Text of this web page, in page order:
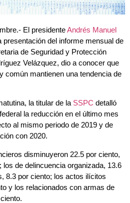
El presidenteAndrés Manuel
presentación del informe mensual de
de Seguridad y Protección
Velázquez, dio a conocer que
común mantienen una tendencia de
la titular de la SSPC detalló
la reducción en el último mes
al mismo periodo de 2019 y de
con 2020.
disminuyeron 22.5 por ciento,
de delincuencia organizada, 13.6
8.3 por ciento; los actos ilícitos
y los relacionados con armas de